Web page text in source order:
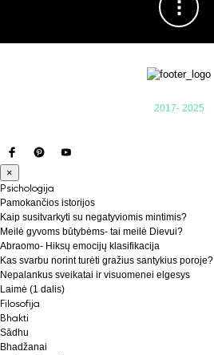
2017- 2025
×
Psichologija
Pamokančios istorijos
Kaip susitvarkyti su negatyviomis mintimis?
Meilė gyvoms būtybėms- tai meilė Dievui?
Abraomo- Hiksų emocijų klasifikacija
Kas svarbu norint turėti gražius santykius poroje?
Nepalankus sveikatai ir visuomenei elgesys
Laimė (1 dalis)
Filosofija
Bhakti
Sādhu
Bhadžanai